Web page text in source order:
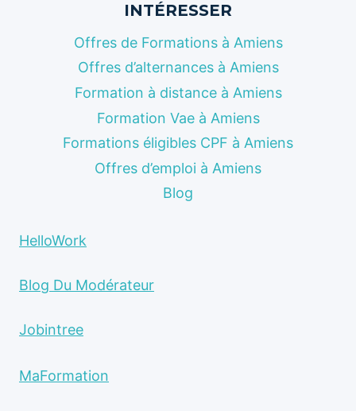
INTÉRESSER
Offres de Formations à Amiens
Offres d’alternances à Amiens
Formation à distance à Amiens
Formation Vae à Amiens
Formations éligibles CPF à Amiens
Offres d’emploi à Amiens
Blog
HelloWork
Blog Du Modérateur
Jobintree
MaFormation